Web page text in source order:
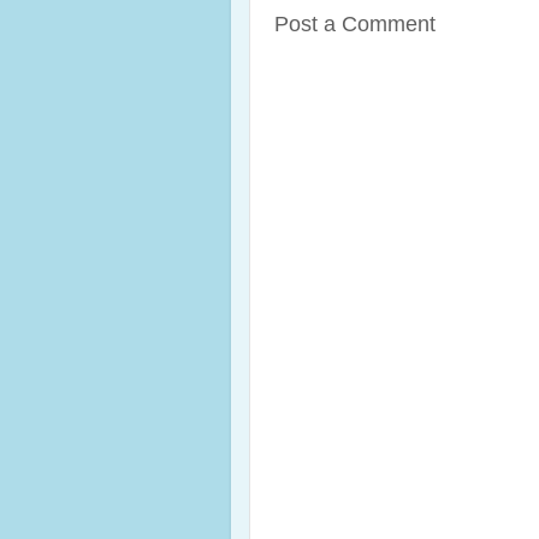
Post a Comment